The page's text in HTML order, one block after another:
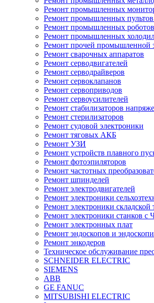
Ремонт промышленных
Ремонт промышленных пультов
Ремонт промышленных роботов
Ремонт промышленных
Ремонт прочей промышленной
Ремонт сварочных аппаратов
Ремонт серводвигателей
Ремонт серводрайверов
Ремонт сервоклапанов
Ремонт сервоприводов
Ремонт сервоусилителей
Ремонт стабилизаторов
Ремонт стерилизаторов
Ремонт судовой электроники
Ремонт тяговых АКБ
Ремонт УЗИ
Ремонт устройств плавного
Ремонт фотоэпиляторов
Ремонт частотных
Ремонт шпинделей
Ремонт электродвигателей
Ремонт электроники
Ремонт электроники складской
Ремонт электроники станков с
Ремонт электронных плат
Ремонт эндоскопов и
Ремонт энкодеров
Техническое обслуживание
SCHNEIDER ELECTRIC
SIEMENS
ABB
GE FANUC
MITSUBISHI ELECTRIC